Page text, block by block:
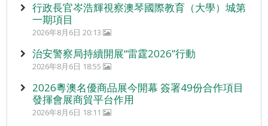
行政長官岑浩輝視察澳琴國際教育（大學）城第
一期項目
2026年8月6日 20:13
治安警察局持續開展“雷霆2026”行動
2026年8月6日 18:55
2026粵澳名優商品展今開幕 簽署49份合作項目
發揮會展商貿平台作用
2026年8月6日 18:11